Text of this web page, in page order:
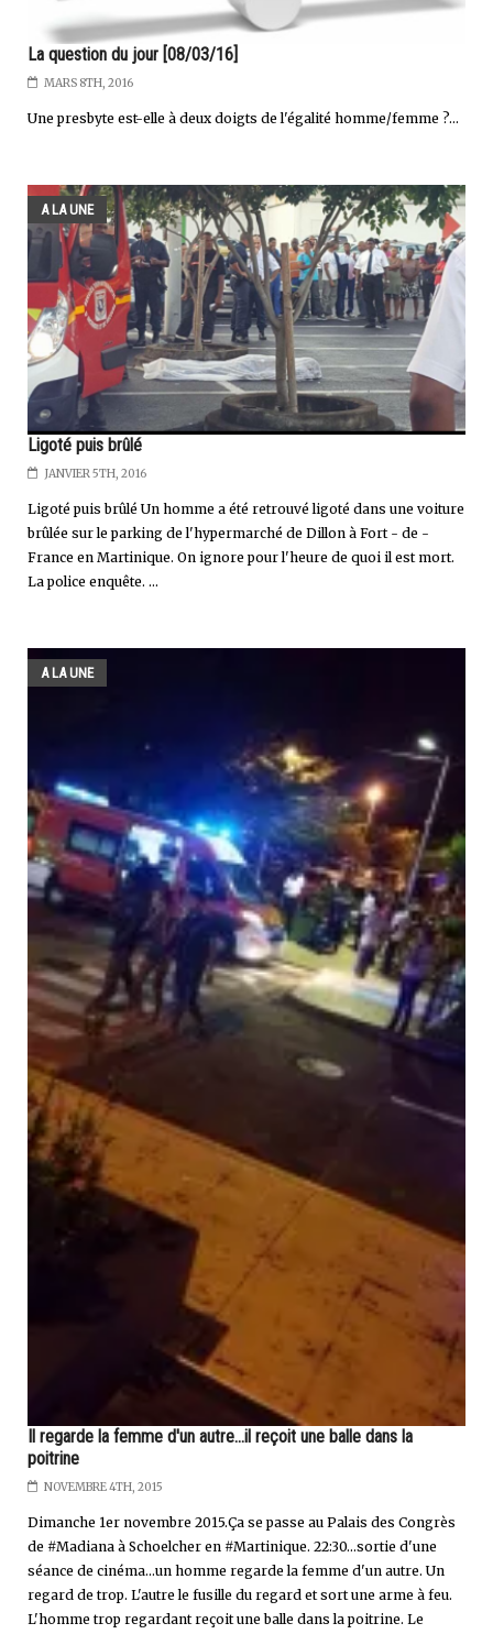
La question du jour [08/03/16]
MARS 8TH, 2016
Une presbyte est-elle à deux doigts de l'égalité homme/femme ?...
A LA UNE
Ligoté puis brûlé
JANVIER 5TH, 2016
Ligoté puis brûlé Un homme a été retrouvé ligoté dans une voiture
brûlée sur le parking de l'hypermarché de Dillon à Fort - de -
France en Martinique. On ignore pour l'heure de quoi il est mort.
La police enquête. ...
A LA UNE
Il regarde la femme d'un autre...il reçoit une balle dans la
poitrine
NOVEMBRE 4TH, 2015
Dimanche 1er novembre 2015.Ça se passe au Palais des Congrès
de #Madiana à Schoelcher en #Martinique. 22:30...sortie d'une
séance de cinéma...un homme regarde la femme d'un autre. Un
regard de trop. L'autre le fusille du regard et sort une arme à feu.
L'homme trop regardant reçoit une balle dans la poitrine. Le